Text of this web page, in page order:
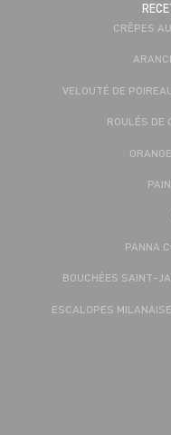
CRÊPES
VELOUTÉ DE
ROULÉS DE
PANNA
BOUCHÉES SAINT-
ESCALOPES